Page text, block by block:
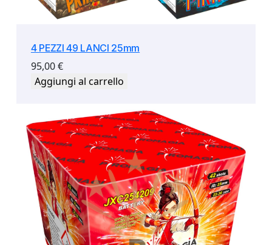
4 PEZZI 49 LANCI 25mm
95,00€
Aggiungi al carrello